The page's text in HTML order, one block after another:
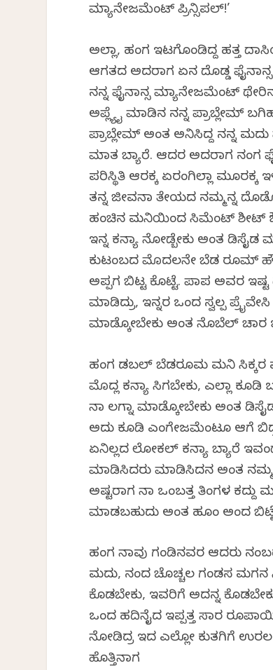
ಮ್ಯಾನೇಜಮೆಂಟ್ ಪ್ರಿನ್ಸಿಪಲ್!’
ಅಲ್ಲಾ, ಹಂಗ ಇಟಗೊಂಡಿದ್ದ ಹತ್ತ
ಆಗತದ ಅದರಾಗ ಏನ ದೊಡ್ಡ
ನನ್ನ ಫೈನಾನ್ಸ ಮ್ಯಾನೇಜಮೆಂಟ್
ಅಪ್ಲ್ಯೈ ಮಾಡಿನ ನನ್ನ ಪ್ರಾಬ್ಲೇಮ್
ಪ್ರಾಬ್ಲೇಮ್ ಅಂತ ಅನಿಸಿದ್ದ ನನ್ನ
ಮಾತ ಬ್ಯಾರೆ. ಆದರ ಅದರಾಗ ನಂಗ
ಪರಿಸ್ಥಿತಿ ಆರಕ್ಕ ಏರಂಗಿಲ್ಲಾ
ತನ್ನ ಜೀವನಾ ತೇಯದ ನಮ್ಮನ್ನ
ಹಂಚಿನ ಮನಿಯಿಂದ ಸಿಮೆಂಟ್ ಶೀಟ್
ಇನ್ನ ಕನ್ಯಾ ನೋಡ್ಬೇಕು ಅಂತ
ಕುಟಂಬದ ಮೊದಲನೇ ಬೆಡ ರೂಮ್
ಅಪ್ಪಗ ಬಿಟ್ಟ ಕೊಟ್ಟೆ. ಪಾಪ ಅವರ
ಮಾಡಿದ್ರು, ಇನ್ನರ ಒಂದ ಸ್ವಲ್ಪ
ಮಾಡ್ಕೋಬೇಕು ಅಂತ ನೊಬೆಲ್
ಹಂಗ ಡಬಲ್ ಬೆಡರೂಮ ಮನಿ ಸಿಕ್ಕರ
ಮೊದ್ಲ ಕನ್ಯಾ ಸಿಗಬೇಕು, ಎಲ್ಲಾ
ನಾ ಲಗ್ನಾ ಮಾಡ್ಕೋಬೇಕು ಅಂತ
ಅದು ಕೂಡಿ ಎಂಗೇಜಮೆಂಟೂ ಆಗೆ
ಏನಿಲ್ಲದ ಲೋಕಲ್ ಕನ್ಯಾ ಬ್ಯಾರೆ
ಮಾಡಿಸಿದರು ಮಾಡಿಸಿದನ ಅಂತ ನಮ್ಮ
ಅಷ್ಟರಾಗ ನಾ ಒಂಬತ್ತ ತಿಂಗಳ ಕದ್ದು
ಮಾಡಬಹುದು ಅಂತ ಹೂಂ ಅಂದ
ಹಂಗ ನಾವು ಗಂಡಿನವರ ಆದರು
ಮದುವಿ, ನಂದ ಚೊಚ್ಚಲ ಗಂಡಸ
ಕೊಡಬೇಕು, ಇವರಿಗೆ ಅದನ್ನ
ಒಂದ ಹದಿನೈದ ಇಪ್ಪತ್ತ ಸಾವಿರ
ನೋಡಿದ್ರ ಇದ ಎಲ್ಲೋ ಕುತಗಿಗೆ
ಹೊತ್ತಿನಾಗ